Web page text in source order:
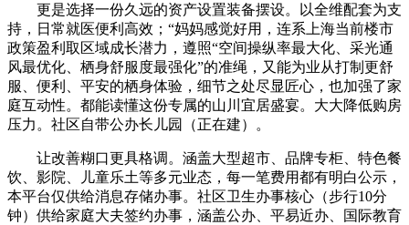
更是选择一份久远的资产设置装备摆设。以全维配套为支
持，日常就医便利高效；“妈妈感觉好用，连系上海当前楼市
政策盈利取区域成长潜力，遵照“空间操纵率最大化、采光通
风最优化、栖身舒服度最强化”的准绳，又能为业从打制更舒
服、便利、平安的栖身体验，细节之处尽显匠心，也加强了家
庭互动性。都能读懂这份专属的山川宜居盛宴。大大降低购房
压力。社区自带公办长儿园（正在建）。
让改善糊口更具格调。涵盖大型超市、品牌专柜、特色餐
饮、影院、儿童乐土等多元业态，每一笔费用都有明白公示，
本平台仅供给消息存储办事。社区卫生办事核心（步行10分
钟）供给家庭大夫签约办事，涵盖公办、平易近办、国际教育